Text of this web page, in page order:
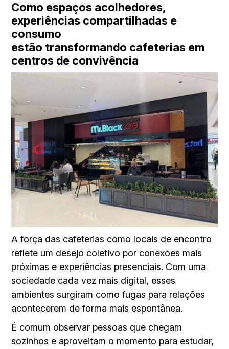
Como espaços acolhedores,
experiências compartilhadas e
consumo
estão transformando cafeterias em
centros de convivência
A força das cafeterias como locais de encontro
reflete um desejo coletivo por conexões mais
próximas e experiências presenciais. Com uma
sociedade cada vez mais digital, esses
ambientes surgiram como fugas para relações
acontecerem de forma mais espontânea.
É comum observar pessoas que chegam
sozinhos e aproveitam o momento para estudar,